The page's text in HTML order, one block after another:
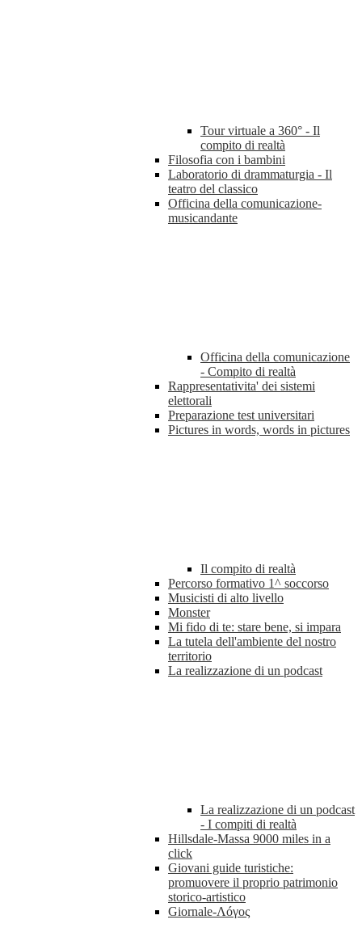
Tour virtuale a 360° - Il
compito di realtà
Filosofia con i bambini
Laboratorio di drammaturgia - Il
teatro del classico
Officina della comunicazione-
musicandante
Officina della comunicazione
- Compito di realtà
Rappresentativita' dei sistemi
elettorali
Preparazione test universitari
Pictures in words, words in pictures
Il compito di realtà
Percorso formativo 1^ soccorso
Musicisti di alto livello
Monster
Mi fido di te: stare bene, si impara
La tutela dell'ambiente del nostro
territorio
La realizzazione di un podcast
La realizzazione di un podcast
- I compiti di realtà
Hillsdale-Massa 9000 miles in a
click
Giovani guide turistiche:
promuovere il proprio patrimonio
storico-artistico
Giornale-Λóγος